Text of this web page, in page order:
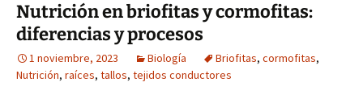
Nutrición en briofitas y cormofitas:
diferencias y procesos
1 noviembre, 2023 Biología Briofitas, cormofitas,
Nutrición, raíces, tallos, tejidos conductores